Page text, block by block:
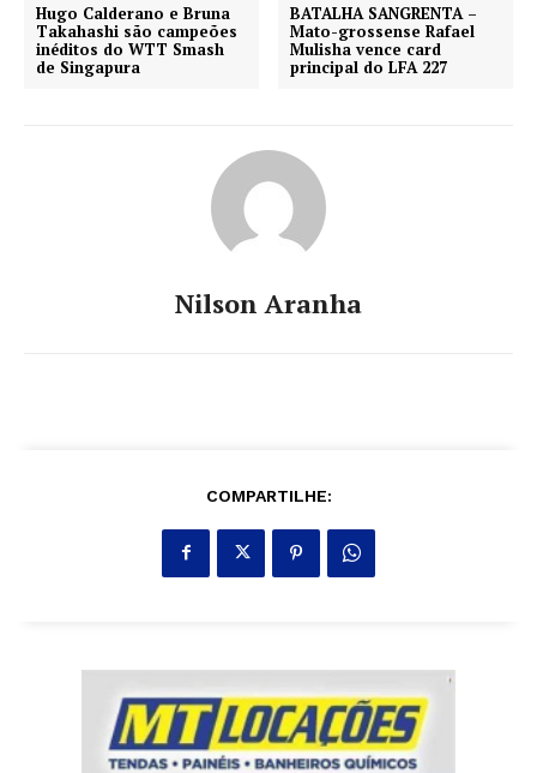
Hugo Calderano e Bruna
Takahashi são campeões
inéditos do WTT Smash
de Singapura
BATALHA SANGRENTA –
Mato-grossense Rafael
Mulisha vence card
principal do LFA 227
Nilson Aranha
COMPARTILHE: